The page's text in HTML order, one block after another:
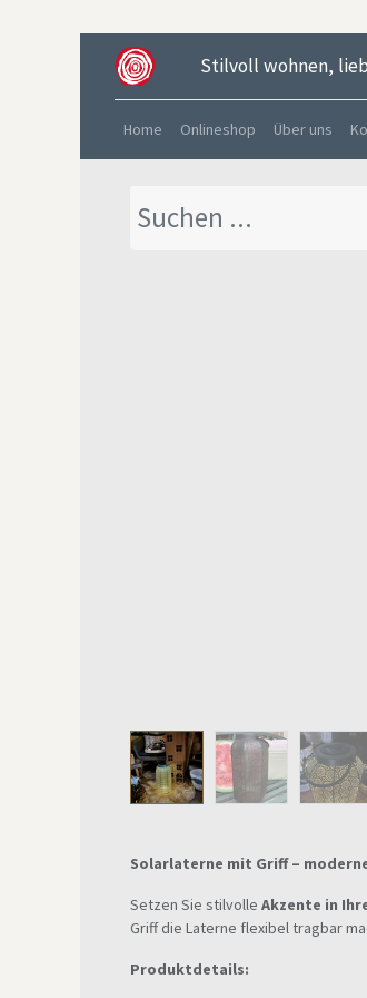
Stilvoll wohnen,
Home Onlineshop Über uns
Solarlaterne mit Griff –
Setzen Sie stilvolle Akzente in
Griff die Laterne flexibel tragbar
Produktdetails: